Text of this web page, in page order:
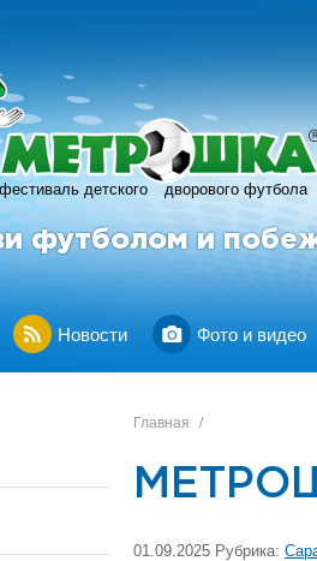
фестиваль детского дворового футбола
R
футболом и
Новости Фото и видео
Главная /
01.09.2025 Рубрика: